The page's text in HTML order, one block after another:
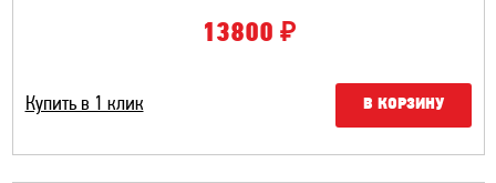
13800 ₽
Купить в 1 клик В КОРЗИНУ